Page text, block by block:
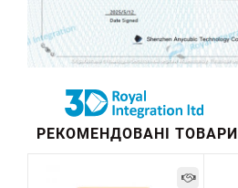
РЕКОМЕНДОВАНІ ТОВАРИ